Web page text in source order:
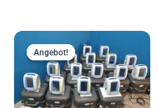
Angebot!
Angebot!
Preis
war:
4.999,00 €
ist: